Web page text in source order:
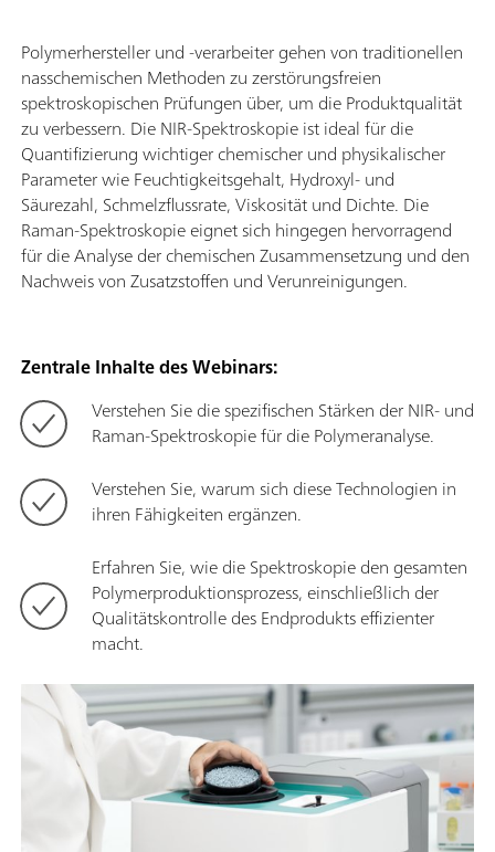
Polymerhersteller und -verarbeiter gehen von traditionellen
nasschemischen Methoden zu zerstörungsfreien
spektroskopischen Prüfungen über, um die Produktqualität
zu verbessern. Die NIR-Spektroskopie ist ideal für die
Quantifizierung wichtiger chemischer und physikalischer
Parameter wie Feuchtigkeitsgehalt, Hydroxyl- und
Säurezahl, Schmelzflussrate, Viskosität und Dichte. Die
Raman-Spektroskopie eignet sich hingegen hervorragend
für die Analyse der chemischen Zusammensetzung und den
Nachweis von Zusatzstoffen und Verunreinigungen.
Zentrale Inhalte des Webinars:
Verstehen Sie die spezifischen Stärken der NIR- und
Raman-Spektroskopie für die Polymeranalyse.
Verstehen Sie, warum sich diese Technologien in
ihren Fähigkeiten ergänzen.
Erfahren Sie, wie die Spektroskopie den gesamten
Polymerproduktionsprozess, einschließlich der
Qualitätskontrolle des Endprodukts effizienter
macht.